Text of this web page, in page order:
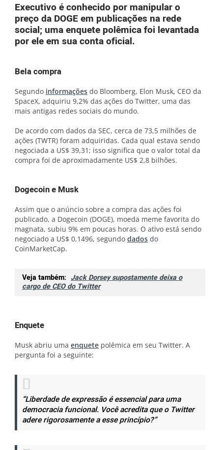
Executivo é conhecido por manipular o
preço da DOGE em publicações na rede
social; uma enquete polêmica foi levantada
por ele em sua conta oficial.
Bela compra
Segundo informações do Bloomberg, Elon Musk, CEO da
SpaceX, adquiriu 9,2% das ações do Twitter, uma das
mais antigas redes sociais do mundo.
De acordo com dados da SEC, cerca de 73,5 milhões de
ações (TWTR) foram adquiridas. Cada qual estava sendo
negociada a US$ 39,31; isso significa que o valor total da
compra foi de aproximadamente US$ 2,8 bilhões.
Dogecoin e Musk
Assim que o anúncio sobre a compra das ações foi
publicado, a Dogecoin (DOGE), moeda meme favorita do
magnata, subiu 9% em poucas horas. O ativo está sendo
negociado a US$ 0,1496, segundo dados do
CoinMarketCap.
Veja também: Jack Dorsey supostamente deixa o
cargo de CEO do Twitter
Enquete
Musk abriu uma enquete polêmica em seu Twitter. A
pergunta foi a seguinte:
“Liberdade de expressão é essencial para uma
democracia funcional. Você acredita que o Twitter
adere rigorosamente a esse princípio?”